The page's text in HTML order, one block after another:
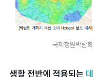
국제정원박람
생활 전반에 적용되는